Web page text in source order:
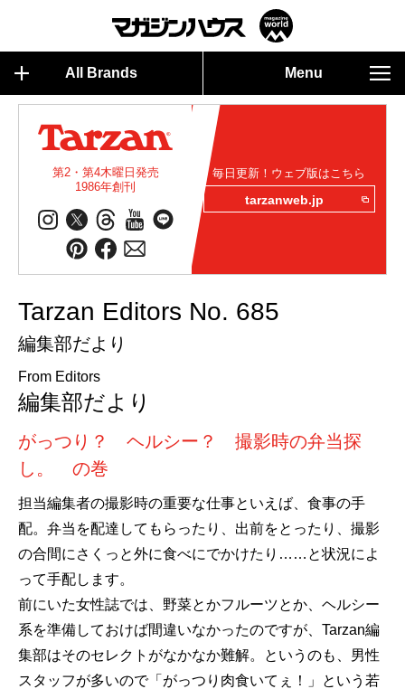
All Brands Menu
第2・第4木曜日発売
1986年創刊
毎日更新！ウェブ版はこちら
tarzanweb.jp
Tarzan Editors No. 685
編集部だより
From Editors
編集部だより
がっつり？ ヘルシー？ 撮影時の弁当探
し。 の巻
担当編集者の撮影時の重要な仕事といえば、食事の手
配。弁当を配達してもらったり、出前をとったり、撮影
の合間にさくっと外に食べにでかけたり……と状況によ
って手配します。
前にいた女性誌では、野菜とかフルーツとか、ヘルシー
系を準備しておけば間違いなかったのですが、Tarzan編
集部はそのセレクトがなかなか難解。というのも、男性
スタッフが多いので「がっつり肉食いてぇ！」という若